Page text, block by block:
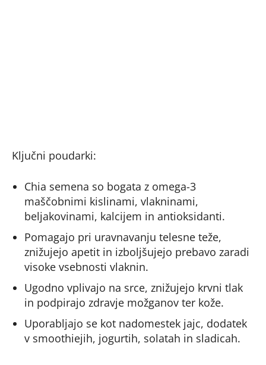
Ključni poudarki:
Chia semena so bogata z omega-3
maščobnimi kislinami, vlakninami,
beljakovinami, kalcijem in antioksidanti.
Pomagajo pri uravnavanju telesne teže,
znižujejo apetit in izboljšujejo prebavo zaradi
visoke vsebnosti vlaknin.
Ugodno vplivajo na srce, znižujejo krvni tlak
in podpirajo zdravje možganov ter kože.
Uporabljajo se kot nadomestek jajc, dodatek
v smoothiejih, jogurtih, solatah in sladicah.